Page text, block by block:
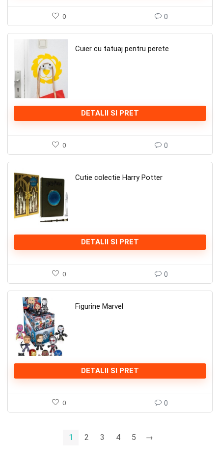
0 0
Cuier cu tatuaj pentru perete
DETALII SI PRET
0 0
Cutie colectie Harry Potter
DETALII SI PRET
0 0
Figurine Marvel
DETALII SI PRET
0 0
1 2 3 4 5 →